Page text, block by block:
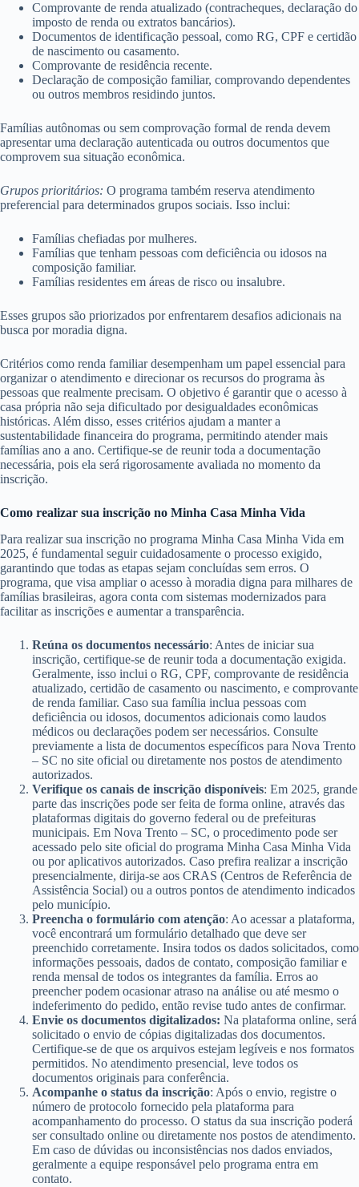
Comprovante de renda atualizado (contracheques, declaração do
imposto de renda ou extratos bancários).
Documentos de identificação pessoal, como RG, CPF e certidão
de nascimento ou casamento.
Comprovante de residência recente.
Declaração de composição familiar, comprovando dependentes
ou outros membros residindo juntos.
Famílias autônomas ou sem comprovação formal de renda devem
apresentar uma declaração autenticada ou outros documentos que
comprovem sua situação econômica.
Grupos prioritários: O programa também reserva atendimento
preferencial para determinados grupos sociais. Isso inclui:
Famílias chefiadas por mulheres.
Famílias que tenham pessoas com deficiência ou idosos na
composição familiar.
Famílias residentes em áreas de risco ou insalubre.
Esses grupos são priorizados por enfrentarem desafios adicionais na
busca por moradia digna.
Critérios como renda familiar desempenham um papel essencial para
organizar o atendimento e direcionar os recursos do programa às
pessoas que realmente precisam. O objetivo é garantir que o acesso à
casa própria não seja dificultado por desigualdades econômicas
históricas. Além disso, esses critérios ajudam a manter a
sustentabilidade financeira do programa, permitindo atender mais
famílias ano a ano. Certifique-se de reunir toda a documentação
necessária, pois ela será rigorosamente avaliada no momento da
inscrição.
Como realizar sua inscrição no Minha Casa Minha Vida
Para realizar sua inscrição no programa Minha Casa Minha Vida em
2025, é fundamental seguir cuidadosamente o processo exigido,
garantindo que todas as etapas sejam concluídas sem erros. O
programa, que visa ampliar o acesso à moradia digna para milhares de
famílias brasileiras, agora conta com sistemas modernizados para
facilitar as inscrições e aumentar a transparência.
Reúna os documentos necessário: Antes de iniciar sua
inscrição, certifique-se de reunir toda a documentação exigida.
Geralmente, isso inclui o RG, CPF, comprovante de residência
atualizado, certidão de casamento ou nascimento, e comprovante
de renda familiar. Caso sua família inclua pessoas com
deficiência ou idosos, documentos adicionais como laudos
médicos ou declarações podem ser necessários. Consulte
previamente a lista de documentos específicos para Nova Trento
– SC no site oficial ou diretamente nos postos de atendimento
autorizados.
Verifique os canais de inscrição disponíveis: Em 2025, grande
parte das inscrições pode ser feita de forma online, através das
plataformas digitais do governo federal ou de prefeituras
municipais. Em Nova Trento – SC, o procedimento pode ser
acessado pelo site oficial do programa Minha Casa Minha Vida
ou por aplicativos autorizados. Caso prefira realizar a inscrição
presencialmente, dirija-se aos CRAS (Centros de Referência de
Assistência Social) ou a outros pontos de atendimento indicados
pelo município.
Preencha o formulário com atenção: Ao acessar a plataforma,
você encontrará um formulário detalhado que deve ser
preenchido corretamente. Insira todos os dados solicitados, como
informações pessoais, dados de contato, composição familiar e
renda mensal de todos os integrantes da família. Erros ao
preencher podem ocasionar atraso na análise ou até mesmo o
indeferimento do pedido, então revise tudo antes de confirmar.
Envie os documentos digitalizados: Na plataforma online, será
solicitado o envio de cópias digitalizadas dos documentos.
Certifique-se de que os arquivos estejam legíveis e nos formatos
permitidos. No atendimento presencial, leve todos os
documentos originais para conferência.
Acompanhe o status da inscrição: Após o envio, registre o
número de protocolo fornecido pela plataforma para
acompanhamento do processo. O status da sua inscrição poderá
ser consultado online ou diretamente nos postos de atendimento.
Em caso de dúvidas ou inconsistências nos dados enviados,
geralmente a equipe responsável pelo programa entra em
contato.